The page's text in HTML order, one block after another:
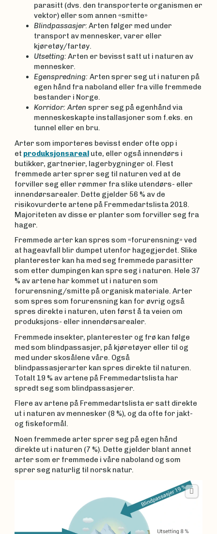
parasitt (dvs. den transporterte organismen er
vektor) eller som annen «smitte»
Blindpassasjer: Arten følger med under
transport av mennesker, varer eller
kjøretøy/fartøy.
Utsetting: Arten er bevisst satt ut i naturen av
mennesker.
Egenspredning: Arten sprer seg ut i naturen på
egen hånd fra naboland eller fra ville fremmede
bestander i Norge.
Korridor: Arten sprer seg på egenhånd via
menneskeskapte installasjoner som f.eks. en
tunnel eller en bru.
Arter som importeres bevisst ender ofte opp i
et produksjonsareal ute, eller også innendørs i
butikker, gartnerier, lagerbygninger ol. Flest
fremmede arter sprer seg til naturen ved at de
forviller seg eller rømmer fra slike utendørs- eller
innendørsarealer. Dette gjelder 56 % av de
risikovurderte artene på Fremmedartslista 2018.
Majoriteten av disse er planter som forviller seg fra
hager.
Fremmede arter kan spres som «forurensning» ved
at hageavfall blir dumpet utenfor hagegjerdet. Slike
planterester kan ha med seg fremmede parasitter
som etter dumpingen kan spre seg i naturen. Hele 37
% av artene har kommet ut i naturen som
forurensning/smitte på organisk materiale. Arter
som spres som forurensning kan for øvrig også
spres direkte i naturen, uten først å ta veien om
produksjons- eller innendørsarealer.
Fremmede insekter, planterester og frø kan følge
med som blindpassasjer, på kjøretøyer eller til og
med under skosålene våre. Også
blindpassasjerarter kan spres direkte til naturen.
Totalt 19 % av artene på Fremmedartslista har
spredt seg som blindpassasjerer.
Flere av artene på Fremmedartslista er satt direkte
ut i naturen av mennesker (8 %), og da ofte for jakt-
og fiskeformål.
Noen fremmede arter sprer seg på egen hånd
direkte ut i naturen (7 %). Dette gjelder blant annet
arter som er fremmede i våre naboland og som
sprer seg naturlig til norsk natur.